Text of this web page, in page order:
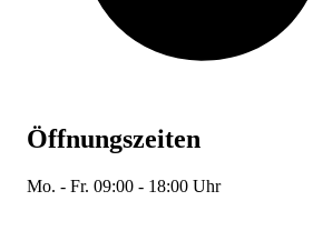
Öffnungszeiten
Mo. - Fr. 09:00 - 18:00 Uhr